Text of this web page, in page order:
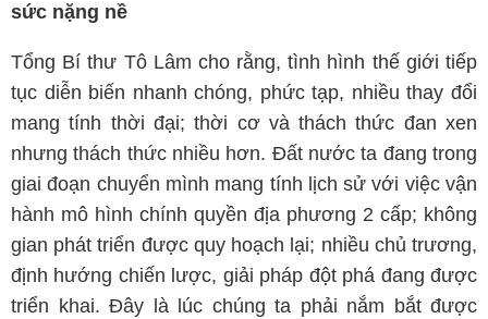
sức nặng nề
Tổng Bí thư Tô Lâm cho rằng, tình hình thế giới tiếp
tục diễn biến nhanh chóng, phức tạp, nhiều thay đổi
mang tính thời đại; thời cơ và thách thức đan xen
nhưng thách thức nhiều hơn. Đất nước ta đang trong
giai đoạn chuyển mình mang tính lịch sử với việc vận
hành mô hình chính quyền địa phương 2 cấp; không
gian phát triển được quy hoạch lại; nhiều chủ trương,
định hướng chiến lược, giải pháp đột phá đang được
triển khai. Đây là lúc chúng ta phải nắm bắt được